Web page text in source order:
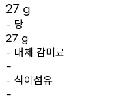
27 g
- 당
27 g
- 대체 감미료
-
- 식이섬유
-